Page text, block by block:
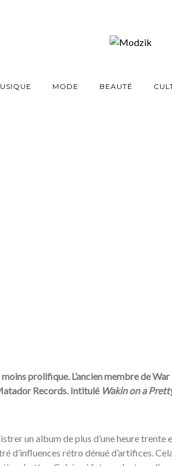
MODE BEAUTÉ
prolifique. L’ancien membre de
Records. Intitulé Wakin on a
un album de plus d’une heure
d’influences rétro dénué d’artifices.